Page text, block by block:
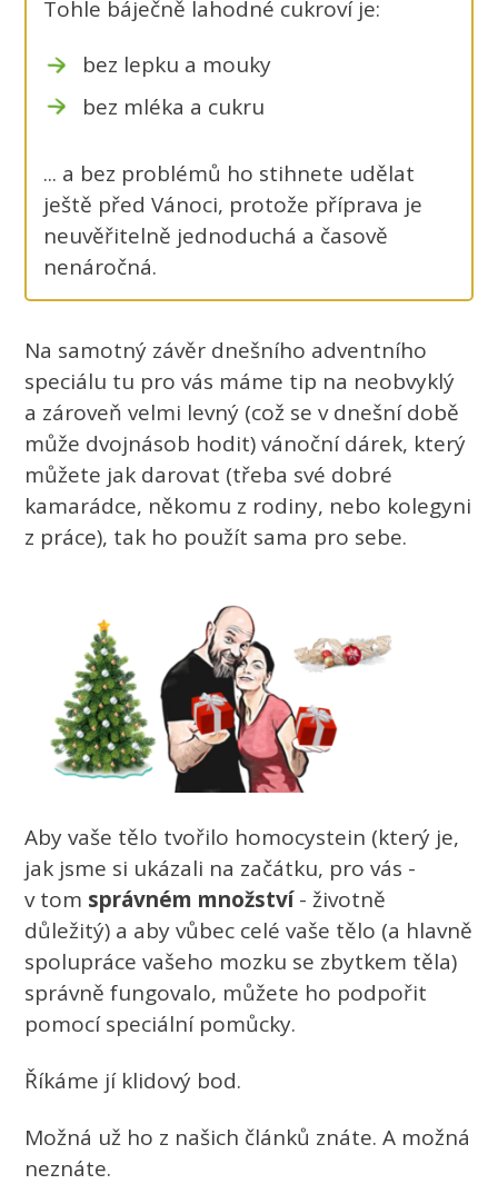
Tohle báječně lahodné cukroví je:
bez lepku a mouky
bez mléka a cukru
... a bez problémů ho stihnete udělat
ještě před Vánoci, protože příprava je
neuvěřitelně jednoduchá a časově
nenáročná.
Na samotný závěr dnešního adventního
speciálu tu pro vás máme tip na neobvyklý
a zároveň velmi levný (což se v dnešní době
může dvojnásob hodit) vánoční dárek, který
můžete jak darovat (třeba své dobré
kamarádce, někomu z rodiny, nebo kolegyni
z práce), tak ho použít sama pro sebe.
Aby vaše tělo tvořilo homocystein (který je,
jak jsme si ukázali na začátku, pro vás -
v tom správném množství- životně
důležitý) a aby vůbec celé vaše tělo (a hlavně
spolupráce vašeho mozku se zbytkem těla)
správně fungovalo, můžete ho podpořit
pomocí speciální pomůcky.
Říkáme jí klidový bod.
Možná už ho z našich článků znáte. A možná
neznáte.